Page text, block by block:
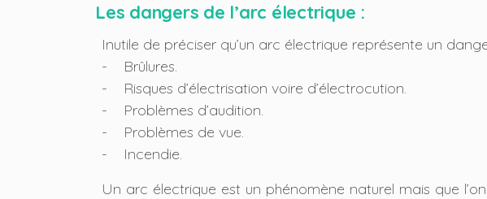
Les dangers de l’arc électrique :
Inutile de préciser qu’un arc électrique représente un
- Brûlures.
- Risques d’électrisation voire d’électrocution.
- Problèmes d’audition.
- Problèmes de vue.
- Incendie.
Un arc électrique est un phénomène naturel mais que